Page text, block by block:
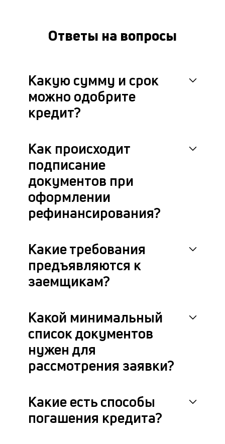
Ответы на вопросы
Какую сумму и срок
можно одобрите
кредит?
Как происходит
подписание
документов при
оформлении
рефинансирования?
Какие требования
предъявляются к
заемщикам?
Какой минимальный
список документов
нужен для
рассмотрения заявки?
Какие есть способы
погашения кредита?